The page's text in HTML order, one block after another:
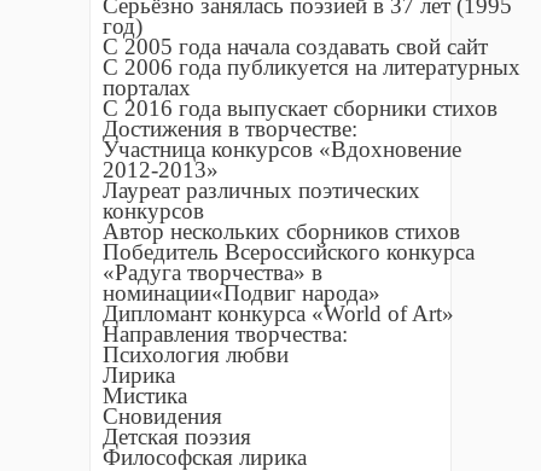
Серьёзно занялась поэзией в 37 лет (1995
год)
С 2005 года начала создавать свой сайт
С 2006 года публикуется на литературных
порталах
С 2016 года выпускает сборники стихов
Достижения в творчестве:
Участница конкурсов «Вдохновение
2012-2013»
Лауреат различных поэтических
конкурсов
Автор нескольких сборников стихов
Победитель Всероссийского конкурса
«Радуга творчества» в
номинации«Подвиг народа»
Дипломант конкурса «World of Art»
Направления творчества:
Психология любви
Лирика
Мистика
Сновидения
Детская поэзия
Философская лирика